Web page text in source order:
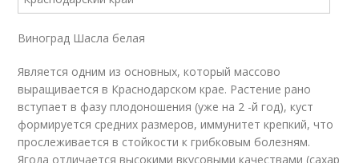
Виноград Шасла белая
Является одним из основных, который массово
выращивается в Краснодарском крае. Растение рано
вступает в фазу плодоношения (уже на 2 -й год), куст
формируется средних размеров, иммунитет крепкий, что
прослеживается в стойкости к грибковым болезням.
Ягода отличается высокими вкусовыми качествами (сахар